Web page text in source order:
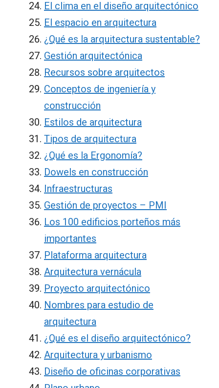
El clima en el diseño arquitectónico
El espacio en arquitectura
¿Qué es la arquitectura sustentable?
Gestión arquitectónica
Recursos sobre arquitectos
Conceptos de ingeniería y
construcción
Estilos de arquitectura
Tipos de arquitectura
¿Qué es la Ergonomía?
Dowels en construcción
Infraestructuras
Gestión de proyectos – PMI
Los 100 edificios porteños más
importantes
Plataforma arquitectura
Arquitectura vernácula
Proyecto arquitectónico
Nombres para estudio de
arquitectura
¿Qué es el diseño arquitectónico?
Arquitectura y urbanismo
Diseño de oficinas corporativas